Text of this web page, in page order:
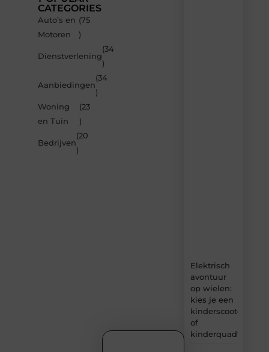
CATEGORIES
Auto’s en
Motoren
(75
)
Dienstverlening
(34
)
Aanbiedingen
(34
)
Woning
en Tuin
(23
)
Bedrijven
(20
)
Elektrisch
avontuur
op wielen:
kies je een
kinderscooter
of
kinderquad?